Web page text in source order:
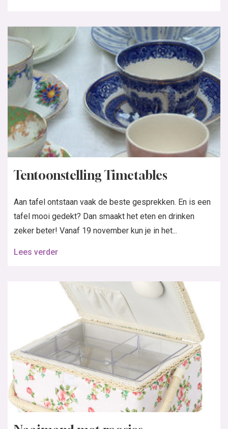
Tentoonstelling Timetables
Aan tafel ontstaan vaak de beste gesprekken. En is een
tafel mooi gedekt? Dan smaakt het eten en drinken
zeker beter! Vanaf 19 november kun je in het...
Lees verder